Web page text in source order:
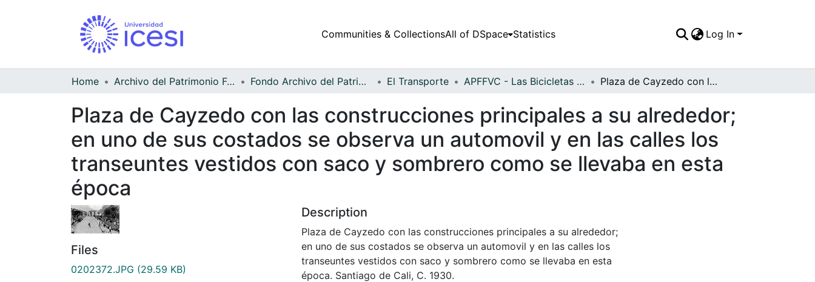
Communities & CollectionsAll of DSpace Statistics Log In
Home Archivo del Patrimonio Fotográfico y Fílmico del Valle del Cauca Fondo Archivo del Patrimonio Fotográfico y Fílmico del Valle del Cauca El Transporte APFFVC - Las Bicicletas y Ca - Patrimonial Plaza de Cayzedo con las construcciones principales a su alrededor; en uno de sus costados se observa un automovil y en las calles los transeuntes vestidos con saco y sombrero como se llevaba en esta época
Plaza de Cayzedo con las construcciones principales a su alrededor;
en uno de sus costados se observa un automovil y en las calles los
transeuntes vestidos con saco y sombrero como se llevaba en esta
época
Files
0202372.JPG (29.59 KB)
Description
Plaza de Cayzedo con las construcciones principales a su alrededor;
en uno de sus costados se observa un automovil y en las calles los
transeuntes vestidos con saco y sombrero como se llevaba en esta
época. Santiago de Cali, C. 1930.